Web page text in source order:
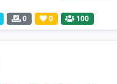
0 0 100